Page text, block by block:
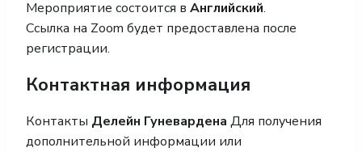
Мероприятие состоится в Английский.
Ссылка на Zoom будет предоставлена после
регистрации.
Контактная информация
Контакты Делейн Гуневардена Для получения
дополнительной информации или